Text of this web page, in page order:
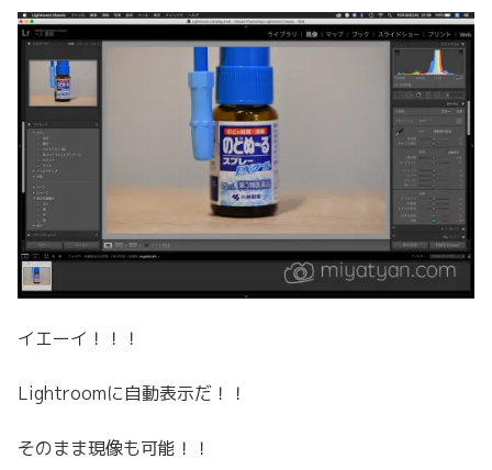
イエーイ！！！
Lightroomに自動表示だ！！
そのまま現像も可能！！